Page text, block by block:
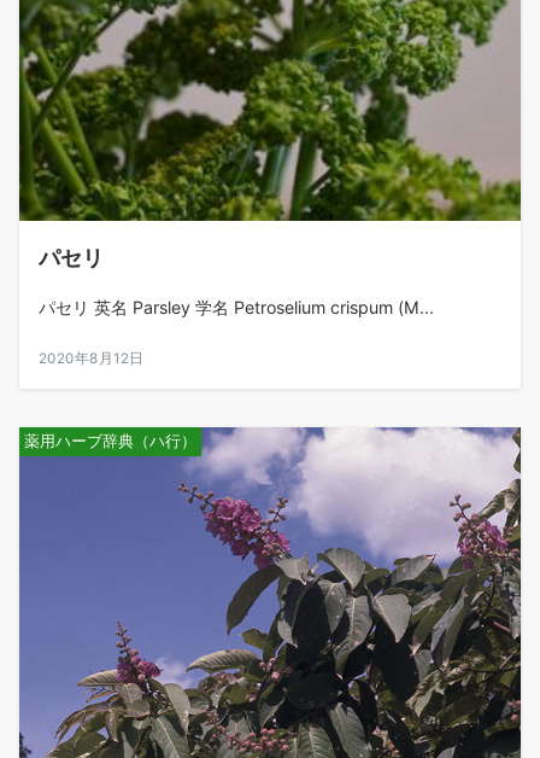
パセリ
パセリ 英名 Parsley 学名 Petroselium crispum (M...
2020年8月12日
薬用ハーブ辞典（ハ行）